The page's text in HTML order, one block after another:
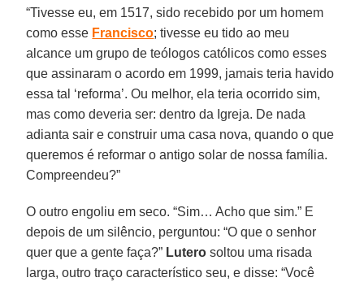
“Tivesse eu, em 1517, sido recebido por um homem
como esse Francisco; tivesse eu tido ao meu
alcance um grupo de teólogos católicos como esses
que assinaram o acordo em 1999, jamais teria havido
essa tal ‘reforma’. Ou melhor, ela teria ocorrido sim,
mas como deveria ser: dentro da Igreja. De nada
adianta sair e construir uma casa nova, quando o que
queremos é reformar o antigo solar de nossa família.
Compreendeu?”
O outro engoliu em seco. “Sim… Acho que sim.” E
depois de um silêncio, perguntou: “O que o senhor
quer que a gente faça?” Lutero soltou uma risada
larga, outro traço característico seu, e disse: “Você